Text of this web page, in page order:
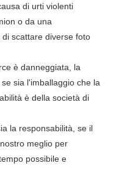
di urti violenti
o da una
scattare diverse foto
è danneggiata, la
sia l'imballaggio che la
è della società di
la responsabilità, se il
meglio per
possibile e